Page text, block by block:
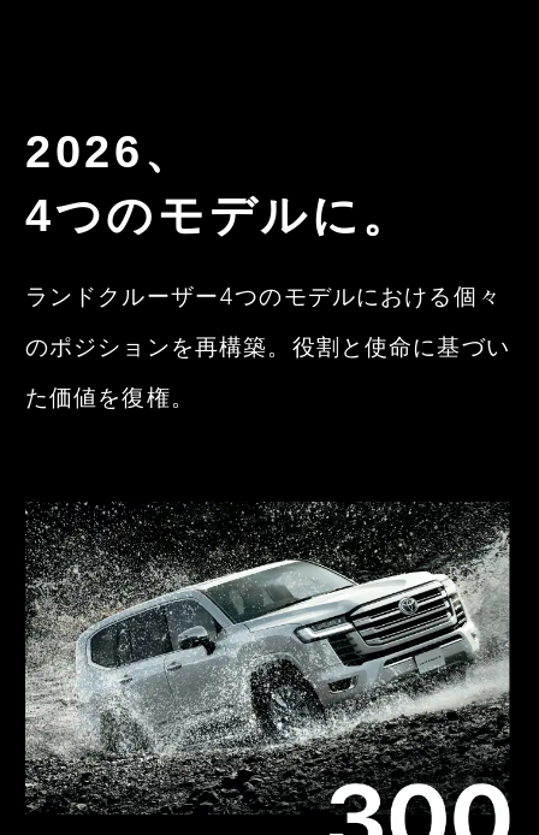
2026、
4つのモデルに。
ランドクルーザー4つのモデルにおける個々
のポジションを再構築。 役割と使命に基づい
た価値を復権。